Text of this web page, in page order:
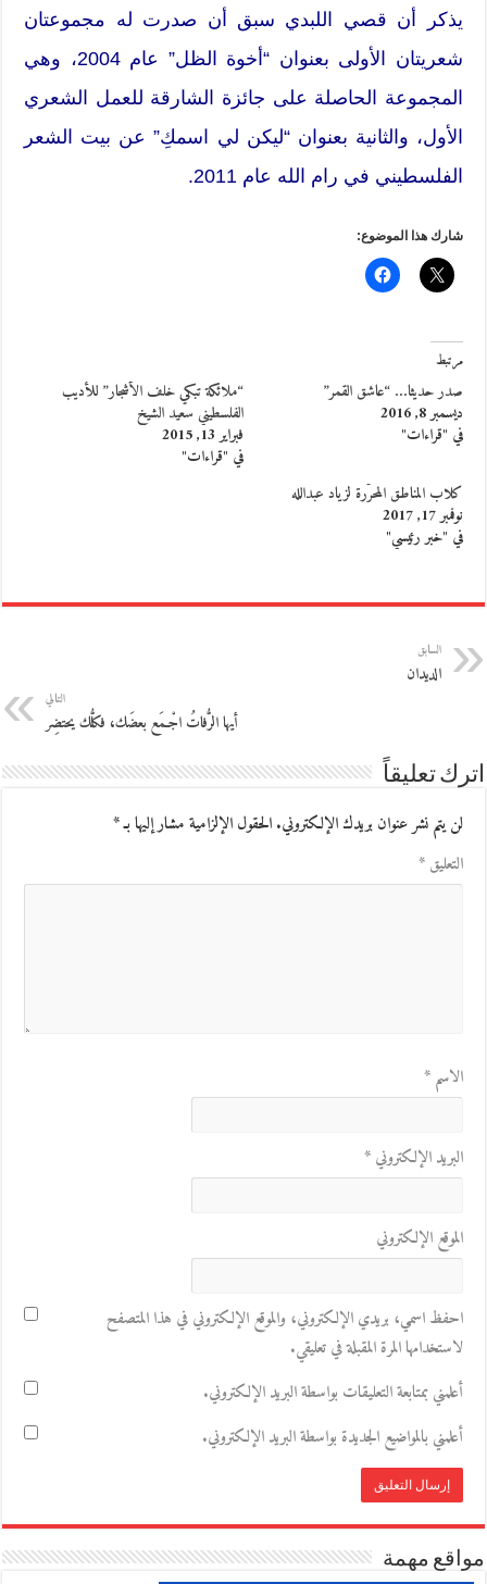
يذكر أن قصي اللبدي سبق أن صدرت له مجموعتان
شعريتان الأولى بعنوان “أخوة الظل” عام 2004، وهي
المجموعة الحاصلة على جائزة الشارقة للعمل الشعري
الأول، والثانية بعنوان “ليكن لي اسمكِ” عن بيت الشعر
الفلسطيني في رام الله عام 2011.
شارك هذا الموضوع:
مرتبط
صدر حديثا… “عاشق القمر”
ديسمبر 8, 2016
في "قراءات"
“ملائكة تبكي خلف الأشجار” للأديب
الفلسطيني سعيد الشيخ
فبراير 13, 2015
في "قراءات"
كلاب المناطق المحرّرة لزياد عبدالله
نوفمبر 17, 2017
في "خبر رئيسي"
السابق
الديدان
التالي
أيها الرُّفاتُ اجْـمَع بعضَك، فكلُّك يحتضِر
اترك تعليقاً
لن يتم نشر عنوان بريدك الإلكتروني.الحقول الإلزامية مشار إليها بـ*
التعليق*
الاسم*
البريد الإلكتروني*
الموقع الإلكتروني
احفظ اسمي، بريدي الإلكتروني، والموقع الإلكتروني في هذا المتصفح
لاستخدامها المرة المقبلة في تعليقي.
أعلمني بمتابعة التعليقات بواسطة البريد الإلكتروني.
أعلمني بالمواضيع الجديدة بواسطة البريد الإلكتروني.
مواقع مهمة